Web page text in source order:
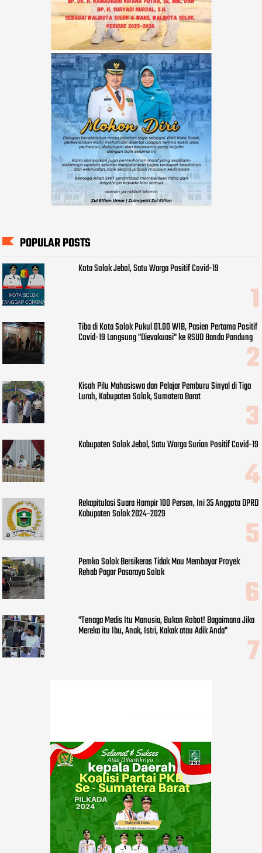
POPULAR POSTS
Kota Solok Jebol, Satu Warga Positif Covid-19
Tiba di Kota Solok Pukul 01.00 WIB, Pasien Pertama Positif
Covid-19 Langsung "Dievakuasi" ke RSUD Banda Pandung
Kisah Pilu Mahasiswa dan Pelajar Pemburu Sinyal di Tigo
Lurah, Kabupaten Solok, Sumatera Barat
Kabupaten Solok Jebol, Satu Warga Surian Positif Covid-19
Rekapitulasi Suara Hampir 100 Persen, Ini 35 Anggota DPRD
Kabupaten Solok 2024-2029
Pemko Solok Bersikeras Tidak Mau Membayar Proyek
Rehab Pagar Pasaraya Solok
"Tenaga Medis Itu Manusia, Bukan Robot! Bagaimana Jika
Mereka itu Ibu, Anak, Istri, Kakak atau Adik Anda"